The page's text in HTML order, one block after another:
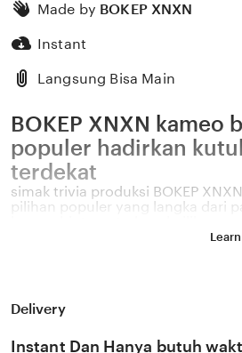
Made by BOKEP XNXN
Instant
Langsung Bisa Main
BOKEP XNXN
populer hadirkan
terdekat
simak trivia produksi BOKEP
pilihan populer yang langka dari
pelatihan bisa cek ketersediaan
Kesempatan terakhir bulan ini
Kesempatan terakhir bulan ini
Delivery
Instant Dan Hanya butuh